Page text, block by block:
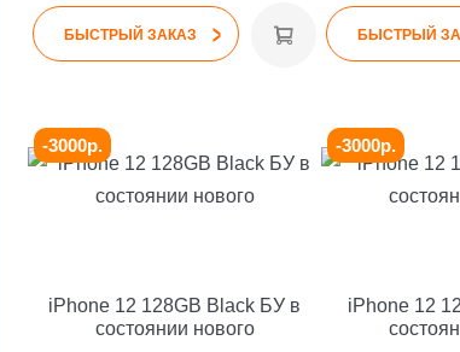
составляла17,990 ₽.
БЫСТРЫЙ ЗАКАЗ > БЫСТРЫЙ
-3000р.
iPhone 12 128GB Black БУ в
состоянии нового
-3000р.
iPhone 12